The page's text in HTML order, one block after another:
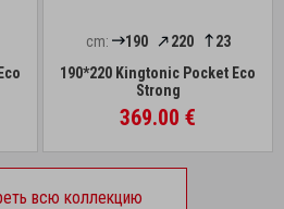
cm: 190 220
23
190*220 Kingtonic Pocket Eco
Strong
369.00 €
всю коллекцию